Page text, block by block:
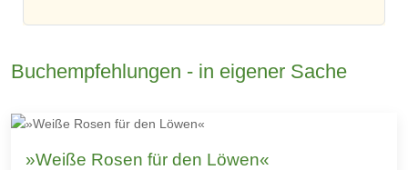
Buchempfehlungen - in eigener Sache
»Weiße Rosen für den Löwen«